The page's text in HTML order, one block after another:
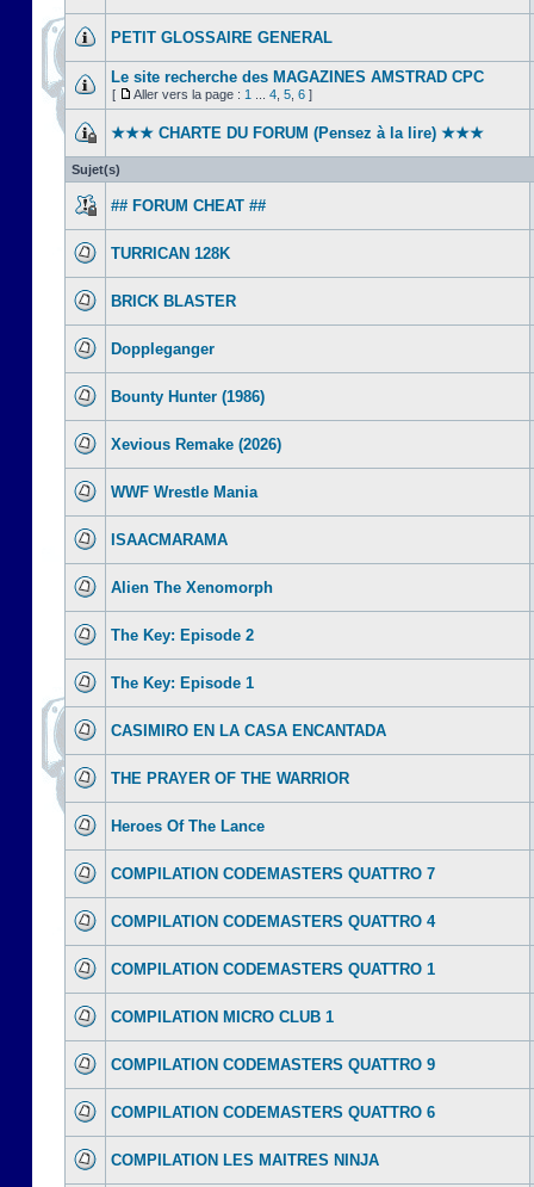
PETIT GLOSSAIRE GENERAL
Le site recherche des MAGAZINES AMSTRAD CPC
[ Aller vers la page : 1 4 5 6 ]
★★★ CHARTE DU FORUM (Pensez à la lire) ★★★
Sujet(s)
## FORUM CHEAT ##
TURRICAN 128K
BRICK BLASTER
Doppleganger
Bounty Hunter (1986)
Xevious Remake (2026)
WWF Wrestle Mania
ISAACMARAMA
Alien The Xenomorph
The Key: Episode 2
The Key: Episode 1
CASIMIRO EN LA CASA ENCANTADA
THE PRAYER OF THE WARRIOR
Heroes Of The Lance
COMPILATION CODEMASTERS QUATTRO 7
COMPILATION CODEMASTERS QUATTRO 4
COMPILATION CODEMASTERS QUATTRO 1
COMPILATION MICRO CLUB 1
COMPILATION CODEMASTERS QUATTRO 9
COMPILATION CODEMASTERS QUATTRO 6
COMPILATION LES MAITRES NINJA